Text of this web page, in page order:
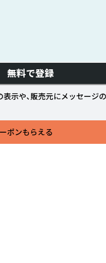
無料で登録
示や、販売元にメッセージ
ポンもらえる